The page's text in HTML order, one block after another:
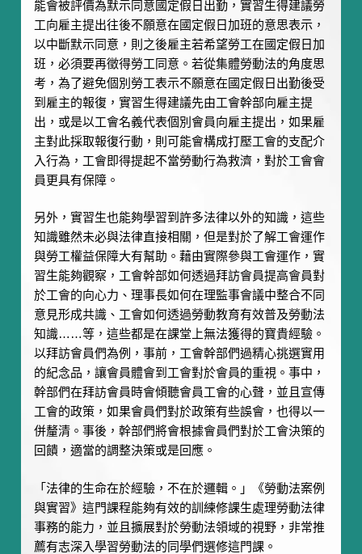
能會被評價為默示同意國定假日出勤，實習生得建議勞
工向雇主提出往後不願意在國定假日加班的意思表示，
以中斷默示同意，則之後雇主若希望勞工在國定假日加
班，必須要再徵得勞工同意。若從集體勞動法的角度思
考，為了避免個別勞工表示不願意在國定假日出勤後受
到雇主的報復，實習生得建議先由工會幹部向雇主提
出，或是以工會名義代表個別會員向雇主提出，如果雇
主對此採取報復行動，則可能會構成打壓工會的支配介
入行為，工會即得提起不當勞動行為救濟，對於工會會
員更具有保障。
另外，實習生也能夠學習到許多法律以外的知識，這些
知識雖然未必與法律直接相關，但是對於了解工會運作
與勞工權益保障大有幫助。藉由實際參與工會運作，實
習生能夠觀察，工會幹部如何透過拜訪會員提高會員對
於工會的向心力、理事長如何在理監事會議中整合不同
意見形成共識、工會如何透過勞動教育有效普及勞動法
知識……等，這些都是在課堂上無法獲得的寶貴經驗。
以拜訪會員們為例，事前，工會幹部們過精心挑選實用
的紀念品，讓會員體會到工會對於會員的重視。事中，
幹部們在拜訪會員時會傾聽會員工會的心聲，並且宣傳
工會的政策，如果會員們對於政策有些誤會，也得以一
併釐清。事後，幹部們將會根據會員們對於工會決策的
回饋，適當的調整決策或是回應。
「法律的生命在於經驗，不在於邏輯。」《勞動法案例
與實習》這門課程能夠有效的訓練修課生處理勞動法律
事務的能力，並且擴展對於勞動法領域的視野，非常推
薦有志深入學習勞動法的同學們選修這門課。